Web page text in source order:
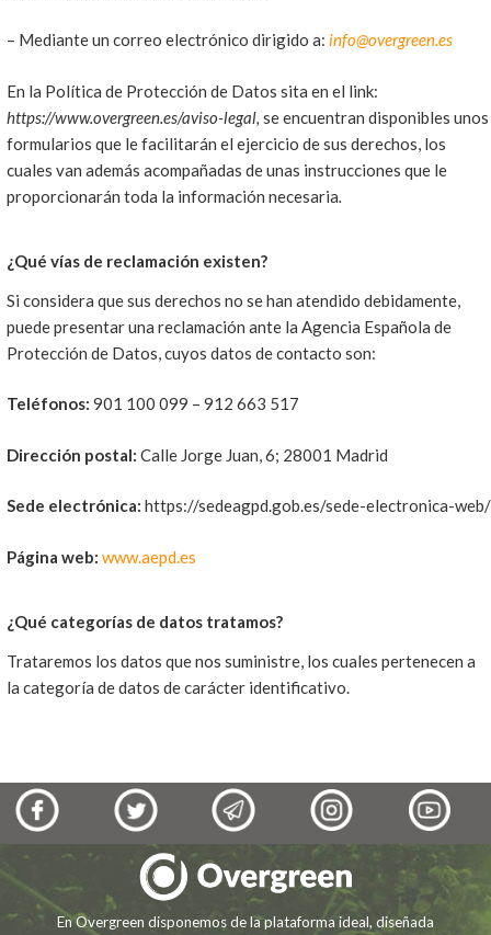
– Mediante un correo electrónico dirigido a: info@overgreen.es
En la Política de Protección de Datos sita en el link:
https://www.overgreen.es/aviso-legal, se encuentran disponibles unos
formularios que le facilitarán el ejercicio de sus derechos, los
cuales van además acompañadas de unas instrucciones que le
proporcionarán toda la información necesaria.
¿Qué vías de reclamación existen?
Si considera que sus derechos no se han atendido debidamente,
puede presentar una reclamación ante la Agencia Española de
Protección de Datos, cuyos datos de contacto son:
Teléfonos: 901 100 099 – 912 663 517
Dirección postal: Calle Jorge Juan, 6; 28001 Madrid
Sede electrónica: https://sedeagpd.gob.es/sede-electronica-web/
Página web: www.aepd.es
¿Qué categorías de datos tratamos?
Trataremos los datos que nos suministre, los cuales pertenecen a
la categoría de datos de carácter identificativo.
En Overgreen disponemos de la plataforma ideal, diseñada